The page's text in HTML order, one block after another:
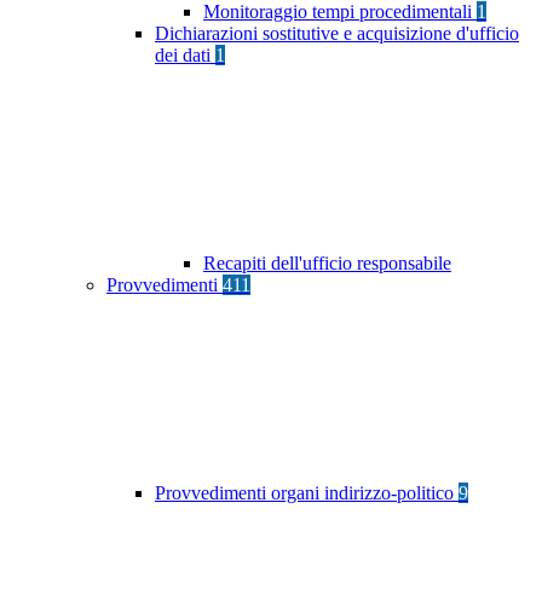
Monitoraggio tempi procedimentali 1
Dichiarazioni sostitutive e acquisizione d'ufficio
dei dati 1
Recapiti dell'ufficio responsabile
Provvedimenti 411
Provvedimenti organi indirizzo-politico 9